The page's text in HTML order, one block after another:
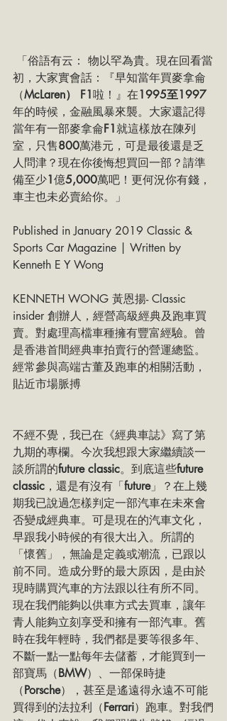
初，大家實會話：『早知當年買麥拿侖
（McLaren） F1啦！』在1995至1997
年的時候，金融風暴來襲。大家還記得
當年有一部麥拿侖F1就這樣放在陳列
室，只售800萬港元，可是最後還是乏
人問津？現在你後悔想買回一部？請準
備至少1億5,000萬吧！更何況你有錢，
車主也未必賣給你。」
Published in January 2019 Classic &
Sports Car Magazine | Written by
Kenneth E Y Wong
KENNETH WONG 黃恩揚- Classic
insider 創辦人，經營高級經典及跑車買
賣。對處理高檔車種擁有豐富經驗。曾
是香港首間經典車拍賣行的營運總監。
經常參與高端古董及跑車的相關活動，
貼近市場脈搏
不經不覺，我已在《經典車誌》寫了第
九期的專欄。今次我想跟大家繼續談一
談所謂的future classic。到底這些future
classic ，還是有沒有「future」？在上幾
期我已說過怎樣判定一部汽車在未來會
否變成經典車。可是現在的汽車文化，
早跟我小時候的有很大出入。所謂的
「懷舊」，無論是定義或潮流，已跟以
前不同。造成分野的最大原因，是由於
現時購買汽車的方法跟以往有所不同。
現在我們能夠以供車方式去買車，讓年
青人能夠立刻享受和擁有一部汽車。舊
時在我年輕時，我們都是要等很多年、
不斷一點一點每年去儲蓄，才能買到一
部寶馬（BMW）、一部保時捷
（Porsche），甚至是遙遠得永遠不可能
買得到的法拉利（Ferrari）跑車。對我們